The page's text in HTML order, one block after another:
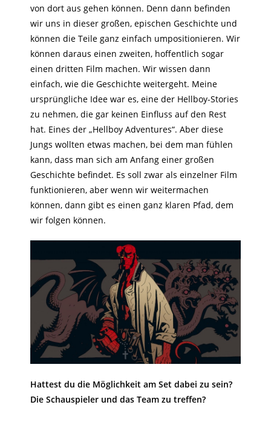
von dort aus gehen können. Denn dann befinden
wir uns in dieser großen, epischen Geschichte und
können die Teile ganz einfach umpositionieren. Wir
können daraus einen zweiten, hoffentlich sogar
einen dritten Film machen. Wir wissen dann
einfach, wie die Geschichte weitergeht. Meine
ursprüngliche Idee war es, eine der Hellboy-Stories
zu nehmen, die gar keinen Einfluss auf den Rest
hat. Eines der „Hellboy Adventures“. Aber diese
Jungs wollten etwas machen, bei dem man fühlen
kann, dass man sich am Anfang einer großen
Geschichte befindet. Es soll zwar als einzelner Film
funktionieren, aber wenn wir weitermachen
können, dann gibt es einen ganz klaren Pfad, dem
wir folgen können.
Hattest du die Möglichkeit am Set dabei zu sein?
Die Schauspieler und das Team zu treffen?